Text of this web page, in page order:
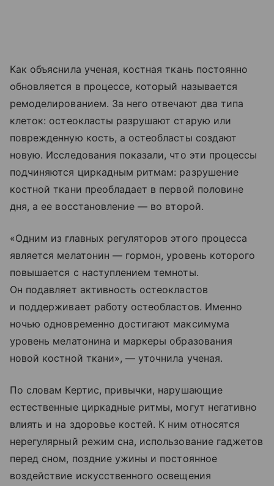
Как объяснила ученая, костная ткань постоянно
обновляется в процессе, который называется
ремоделированием. За него отвечают два типа
клеток: остеокласты разрушают старую или
поврежденную кость, а остеобласты создают
новую. Исследования показали, что эти процессы
подчиняются циркадным ритмам: разрушение
костной ткани преобладает в первой половине
дня, а ее восстановление — во второй.
«Одним из главных регуляторов этого процесса
является мелатонин — гормон, уровень которого
повышается с наступлением темноты.
Он подавляет активность остеокластов
и поддерживает работу остеобластов. Именно
ночью одновременно достигают максимума
уровень мелатонина и маркеры образования
новой костной ткани», — уточнила ученая.
По словам Кертис, привычки, нарушающие
естественные циркадные ритмы, могут негативно
влиять и на здоровье костей. К ним относятся
нерегулярный режим сна, использование гаджетов
перед сном, поздние ужины и постоянное
воздействие искусственного освещения